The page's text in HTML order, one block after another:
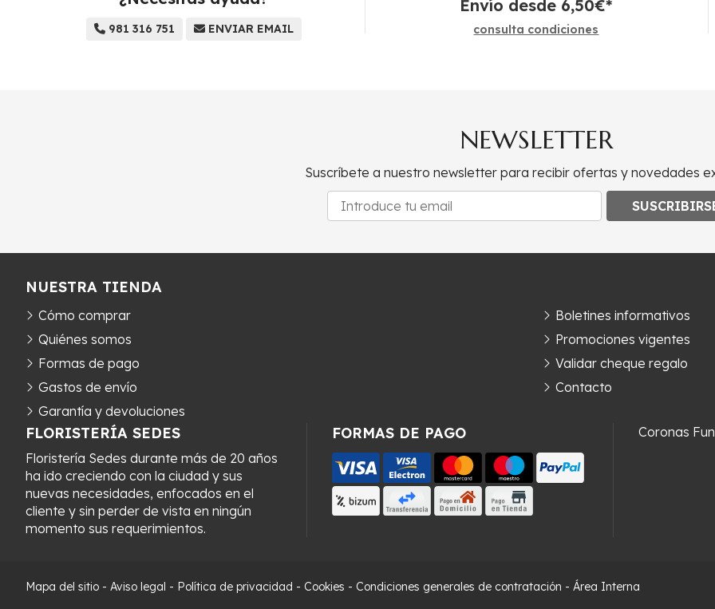
981 316 751 ENVIAR EMAIL
Envío desde 6,50€*
consulta condiciones
NEWSLETTER
Suscríbete a nuestro newsletter para recibir ofertas y novedades
FLORISTERÍA SEDES
Floristería Sedes durante más de 20 años
ha ido creciendo con la ciudad y sus
nuevas necesidades, enfocados en el
cliente y sin perder de vista en ningún
momento sus requerimientos.
FORMAS DE PAGO
NUESTRA TIENDA
Cómo comprar
Quiénes somos
Formas de pago
Gastos de envío
Garantía y devoluciones
Boletines informativos
Promociones vigentes
Validar cheque regalo
Contacto
Coronas
Mapa del sitio - Aviso legal - Política de privacidad - Cookies - Condiciones generales de contratación - Área Interna